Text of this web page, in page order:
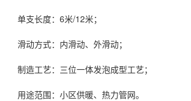
单支长度：6米/12米；
滑动方式：内滑动、外滑动；
制造工艺：三位一体发泡成型工艺；
用途范围：小区供暖、热力管网。